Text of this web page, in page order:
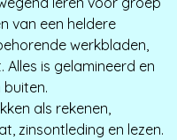
van een heldere
werkbladen,
is gelamineerd en
als rekenen,
zinsontleding en lezen.